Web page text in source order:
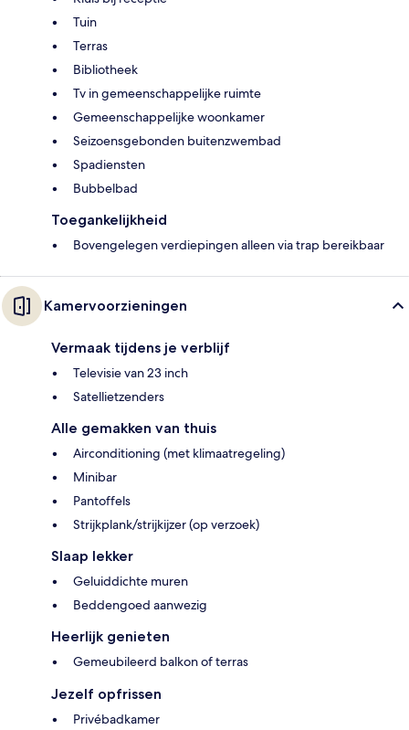
Tuin
Terras
Bibliotheek
Tv in gemeenschappelijke ruimte
Gemeenschappelijke woonkamer
Seizoensgebonden buitenzwembad
Spadiensten
Bubbelbad
Toegankelijkheid
Bovengelegen verdiepingen alleen via trap bereikbaar
Kamervoorzieningen
Vermaak tijdens je verblijf
Televisie van 23 inch
Satellietzenders
Alle gemakken van thuis
Airconditioning (met klimaatregeling)
Minibar
Pantoffels
Strijkplank/strijkijzer (op verzoek)
Slaap lekker
Geluiddichte muren
Beddengoed aanwezig
Heerlijk genieten
Gemeubileerd balkon of terras
Jezelf opfrissen
Privébadkamer